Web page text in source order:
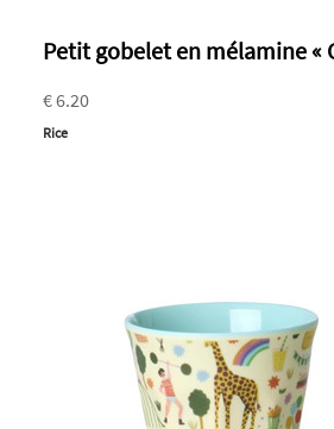
Petit gobelet en mélamine «
€ 6.20
Rice